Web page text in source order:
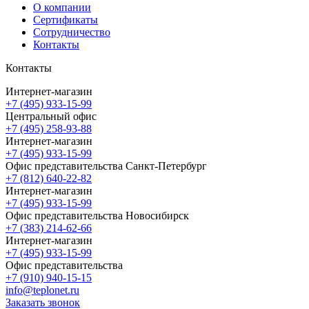
О компании
Сертификаты
Сотрудничество
Контакты
Контакты
Интернет-магазин
+7 (495) 933-15-99
Центральный офис
+7 (495) 258-93-88
Интернет-магазин
+7 (495) 933-15-99
Офис представительства Санкт-Петербург
+7 (812) 640-22-82
Интернет-магазин
+7 (495) 933-15-99
Офис представительства Новосибирск
+7 (383) 214-62-66
Интернет-магазин
+7 (495) 933-15-99
Офис представительства
+7 (910) 940-15-15
info@teplonet.ru
Заказать звонок